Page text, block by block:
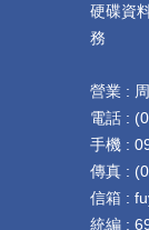
硬碟資
務
營業 :
電話 : (
手機 : 0
傳真 : (
信箱 :
統編 :